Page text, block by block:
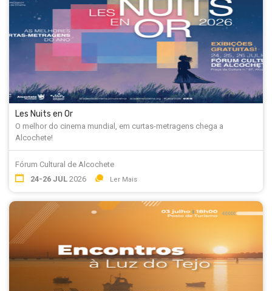
Les Nuits en Or
O melhor do cinema mundial, em curtas-metragens chega a
Alcochete!
Fórum Cultural de Alcochete
24-26 JUL 2026 Ler Mais